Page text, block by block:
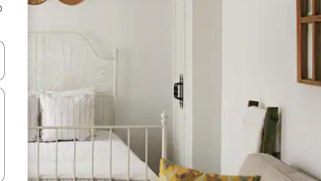
usando as seta para cima e para baixo do teclado ou tocando e